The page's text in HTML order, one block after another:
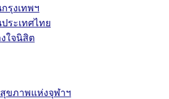
รุงเทพฯ
ระเทศไทย
ใจนิสิต
ขภาพแห่งจุฬาฯ